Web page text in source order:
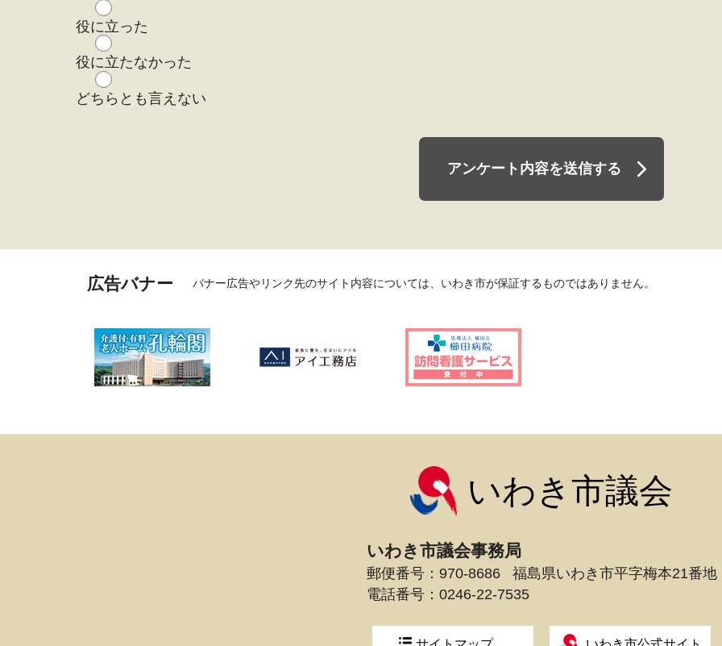
役に立った
役に立たなかった
どちらとも言えない
アンケート内容を送信する
広告バナー バナー広告やリンク先のサイト内容については、いわき市が保証するものではありません。
いわき市議会
いわき市議会事務局
郵便番号：970-8686
福島県いわき市平字梅本21番地
電話番号： 0246-22-7535